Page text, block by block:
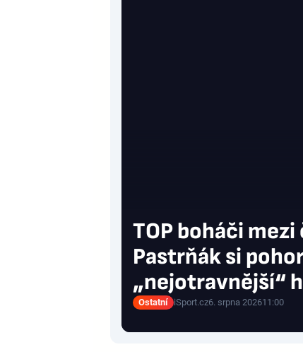
TOP boháči
Pastrňák si
„nejotravnější“
Ostatní iSport.cz6. srpna 202611:00